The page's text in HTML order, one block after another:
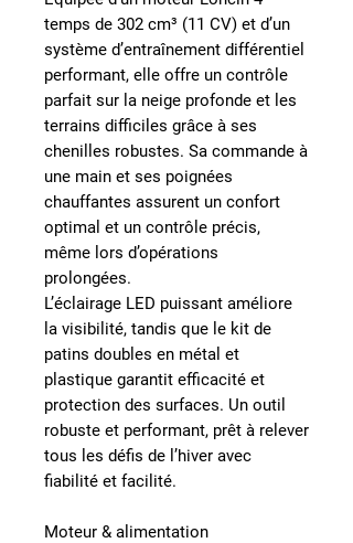
temps de 302 cm³ (11 CV) et d’un
système d’entraînement différentiel
performant, elle offre un contrôle
parfait sur la neige profonde et les
terrains difficiles grâce à ses
chenilles robustes. Sa commande à
une main et ses poignées
chauffantes assurent un confort
optimal et un contrôle précis,
même lors d’opérations
prolongées.
L’éclairage LED puissant améliore
la visibilité, tandis que le kit de
patins doubles en métal et
plastique garantit efficacité et
protection des surfaces. Un outil
robuste et performant, prêt à relever
tous les défis de l’hiver avec
fiabilité et facilité.
Moteur & alimentation